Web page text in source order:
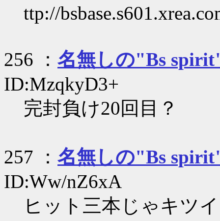
ttp://
256 ： 名無しの"Bs
ID:MzqkyD3+
完封負け20回目？
257 ： 名無しの"Bs
ID:Ww/nZ6xA
ヒット三本じゃキツイ